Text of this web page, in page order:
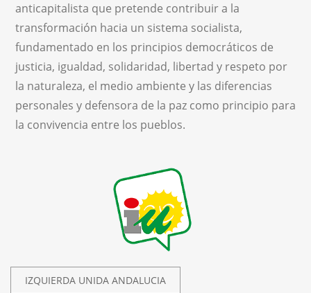
anticapitalista que pretende contribuir a la
transformación hacia un sistema socialista,
fundamentado en los principios democráticos de
justicia, igualdad, solidaridad, libertad y respeto por
la naturaleza, el medio ambiente y las diferencias
personales y defensora de la paz como principio para
la convivencia entre los pueblos.
IZQUIERDA UNIDA ANDALUCIA